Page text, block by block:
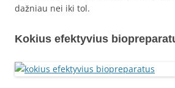
dažniau nei iki tol.
Kokius efektyvius